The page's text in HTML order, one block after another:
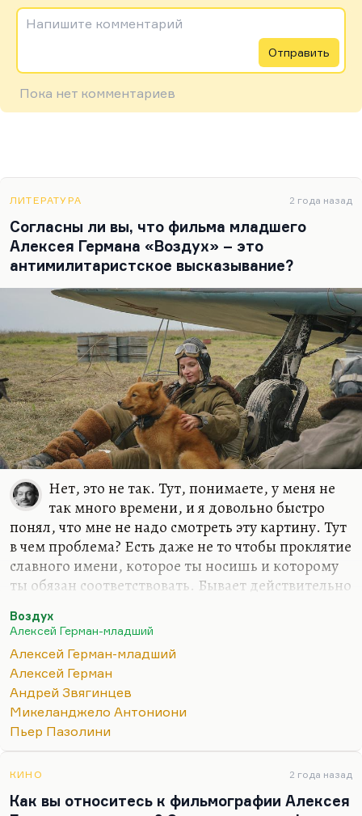
Напишите комментарий
Отправить
Пока нет комментариев
ЛИТЕРАТУРА 2 года назад
Согласны ли вы, что фильма младшего
Алексея Германа «Воздух» – это
антимилитаристское высказывание?
Нет, это не так. Тут, понимаете, у меня не
так много времени, и я довольно быстро
понял, что мне не надо смотреть эту картину. Тут
в чем проблема? Есть даже не то чтобы проклятие
славного имени, которое ты носишь и которому
ты обязан соответствовать. Бывает действительно
совершенно нет художественного таланта.
Все, что делает Алексей Герман-младший, может
быть умно и достойно, даже иметь
антимилитаристский пафос, которого там,
правда, по-моему, нет. Но это мое мнение. Но
это неталантливо, это ослепительно
которое было в картинах Германа-среднего, и
Воздух
Алексей Герман-младший
Алексей Герман-младший
Алексей Герман
Андрей Звягинцев
Микеланджело Антониони
Пьер Пазолини
КИНО 2 года назад
Как вы относитесь к фильмографии Алексея